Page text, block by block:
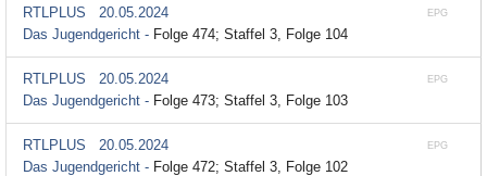
EPG
RTLPLUS
20.05.2024
Das Jugendgericht - Folge 474; Staffel 3, Folge 104
EPG
RTLPLUS
20.05.2024
Das Jugendgericht - Folge 473; Staffel 3, Folge 103
EPG
RTLPLUS
20.05.2024
Das Jugendgericht - Folge 472; Staffel 3, Folge 102